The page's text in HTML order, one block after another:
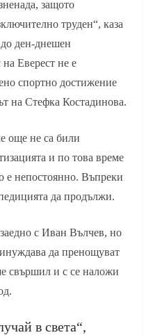
защото
труден“, каза
ден-днешен
на Еверест не е
спортно достижение
на Стефка Костадинова.
още не са били
и по това време
е непостоянно. Въпреки
да продължи.
с Иван Вълчев, но
да пренощуват
свършил и с се наложи
в света“,